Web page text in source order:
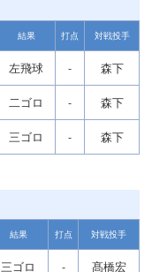
結果 打点 対戦投手
左飛球 - 森下
二ゴロ - 森下
三ゴロ - 森下
結果 打点 対戦投手
三ゴロ - 髙橋宏